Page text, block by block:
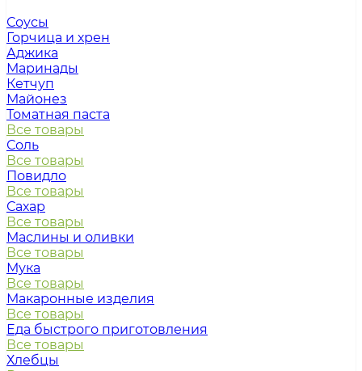
Соусы
Горчица и хрен
Аджика
Маринады
Кетчуп
Майонез
Томатная паста
Все товары
Соль
Все товары
Повидло
Все товары
Сахар
Все товары
Маслины и оливки
Все товары
Мука
Все товары
Макаронные изделия
Все товары
Еда быстрого приготовления
Все товары
Хлебцы